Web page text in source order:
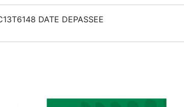
DATE DEPASSEE